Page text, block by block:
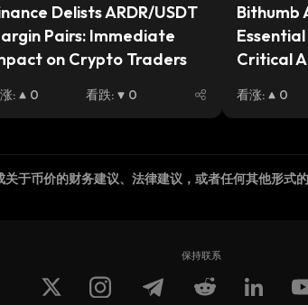
Delists ARDR/USDT
Pairs: Immediate
on Crypto Traders
: 0 看跌: 0
Bithumb
Critical
看涨: 0
于币价的财务建议、法律建议，或者任何其他形式
保持联系